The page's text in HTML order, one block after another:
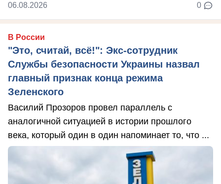
06.08.2026 0
В России
"Это, считай, всё!": Экс-сотрудник
Службы безопасности Украины назвал
главный признак конца режима
Зеленского
Василий Прозоров провел параллель с
аналогичной ситуацией в истории прошлого
века, который один в один напоминает то, что ...